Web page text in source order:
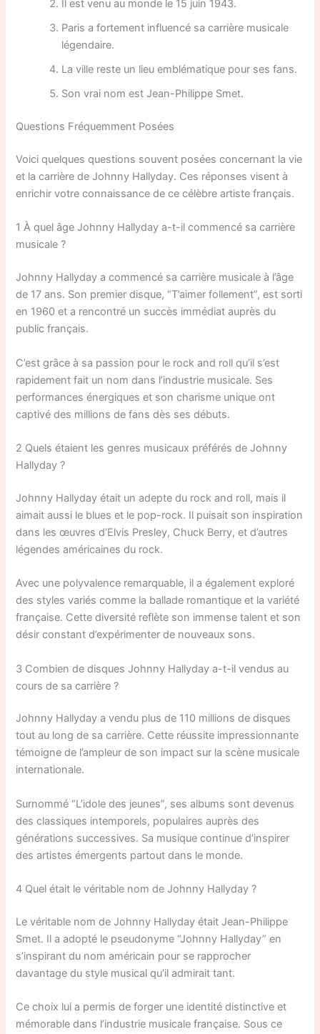
Il est venu au monde le 15 juin 1943.
Paris a fortement influencé sa carrière musicale
légendaire.
La ville reste un lieu emblématique pour ses fans.
Son vrai nom est Jean-Philippe Smet.
Questions Fréquemment Posées
Voici quelques questions souvent posées concernant la vie
et la carrière de Johnny Hallyday. Ces réponses visent à
enrichir votre connaissance de ce célèbre artiste français.
1 À quel âge Johnny Hallyday a-t-il commencé sa carrière
musicale ?
Johnny Hallyday a commencé sa carrière musicale à l’âge
de 17 ans. Son premier disque, “T’aimer follement”, est sorti
en 1960 et a rencontré un succès immédiat auprès du
public français.
C’est grâce à sa passion pour le rock and roll qu’il s’est
rapidement fait un nom dans l’industrie musicale. Ses
performances énergiques et son charisme unique ont
captivé des millions de fans dès ses débuts.
2 Quels étaient les genres musicaux préférés de Johnny
Hallyday ?
Johnny Hallyday était un adepte du rock and roll, mais il
aimait aussi le blues et le pop-rock. Il puisait son inspiration
dans les œuvres d’Elvis Presley, Chuck Berry, et d’autres
légendes américaines du rock.
Avec une polyvalence remarquable, il a également exploré
des styles variés comme la ballade romantique et la variété
française. Cette diversité reflète son immense talent et son
désir constant d’expérimenter de nouveaux sons.
3 Combien de disques Johnny Hallyday a-t-il vendus au
cours de sa carrière ?
Johnny Hallyday a vendu plus de 110 millions de disques
tout au long de sa carrière. Cette réussite impressionnante
témoigne de l’ampleur de son impact sur la scène musicale
internationale.
Surnommé “L’idole des jeunes”, ses albums sont devenus
des classiques intemporels, populaires auprès des
générations successives. Sa musique continue d’inspirer
des artistes émergents partout dans le monde.
4 Quel était le véritable nom de Johnny Hallyday ?
Le véritable nom de Johnny Hallyday était Jean-Philippe
Smet. Il a adopté le pseudonyme “Johnny Hallyday” en
s’inspirant du nom américain pour se rapprocher
davantage du style musical qu’il admirait tant.
Ce choix lui a permis de forger une identité distinctive et
mémorable dans l’industrie musicale française. Sous ce